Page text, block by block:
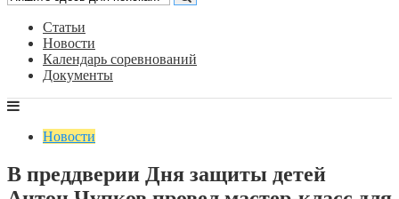
Статьи
Новости
Календарь соревнований
Документы
Новости
В преддверии Дня защиты детей